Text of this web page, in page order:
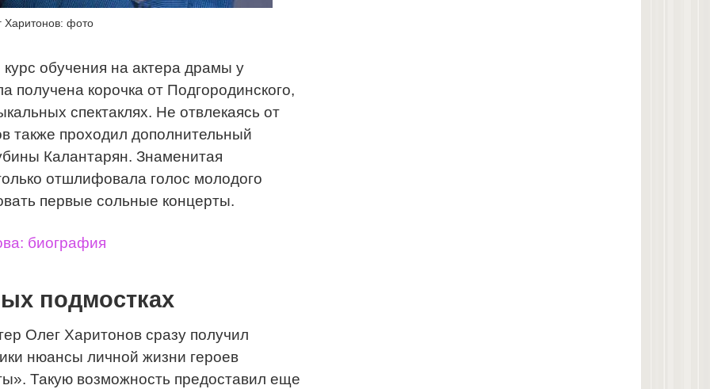
Харитонов: фото
обучения на актера драмы у
получена корочка от Подгородинского,
спектаклях. Не отвлекаясь от
также проходил дополнительный
Калантарян. Знаменитая
отшлифовала голос молодого
первые сольные концерты.
биография
подмостках
Олег Харитонов сразу получил
нюансы личной жизни героев
Такую возможность предоставил еще